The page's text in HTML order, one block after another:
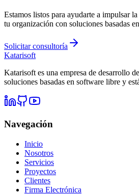
Estamos listos para ayudarte a impulsar
tu organización con soluciones basadas
Solicitar consultoría
Katarisoft
Katarisoft es una empresa de desarrollo
soluciones basadas en software libre y
Navegación
Inicio
Nosotros
Servicios
Proyectos
Clientes
Firma Electrónica